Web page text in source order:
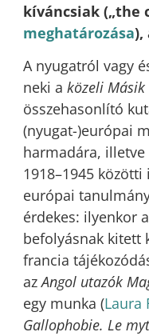
kíváncsiak („the
meghatározása),
A nyugatról vagy
neki a közeli Másik
összehasonlító
(nyugat-)európai
harmadára,
1918–1945
európai
érdekes: ilyenkor
befolyásnak kitett
francia
azAngol utazók
egy munka (Laura
Gallophobie. Le